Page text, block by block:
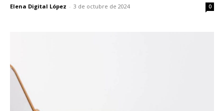
Elena Digital López - 3 de octubre de 2024 0